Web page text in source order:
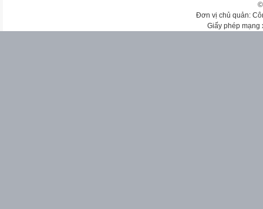
Đơn vị chủ quản:
Giấy phép mạng